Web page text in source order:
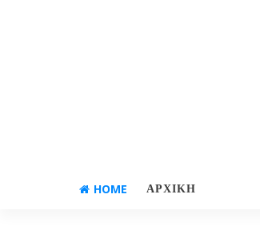
HOME ΑΡΧΙΚΗ